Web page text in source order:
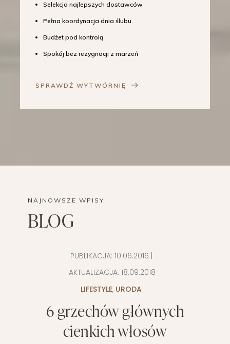
Selekcja najlepszych dostawców
Pełna koordynacja dnia ślubu
Budżet pod kontrolą
Spokój bez rezygnacji z marzeń
SPRAWDŹ WYTWÓRNIĘ
NAJNOWSZE WPISY
BLOG
PUBLIKACJA: 10.06.2016
AKTUALIZACJA: 18.09.2018
LIFESTYLE, URODA
6 grzechów głównych
cienkich włosów